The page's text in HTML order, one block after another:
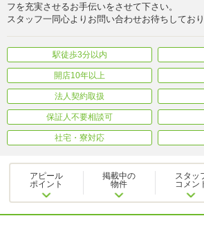
フを充実させるお手伝いをさせて下さい。
スタッフ一同心よりお問い合わせお待ちしており
駅徒歩3分以内
開店10年以上
法人契約取扱
保証人不要相談可
社宅・寮対応
アピール
ポイント
掲載中の
物件
スタッ
コメン